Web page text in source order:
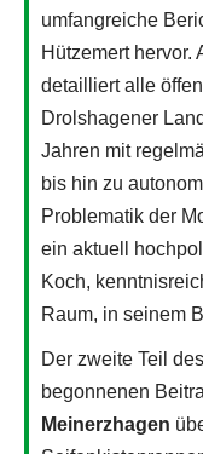
umfangreiche
Hützemert hervor.
detailliert alle
Drolshagener
Jahren mit
bis hin zu
Problematik der
ein aktuell
Koch,
Raum, in seinem
Der zweite Teil
begonnenen
Meinerzhagen